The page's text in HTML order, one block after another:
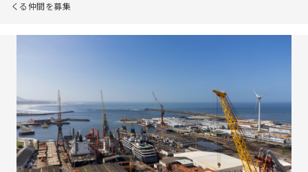
くる仲間を募集